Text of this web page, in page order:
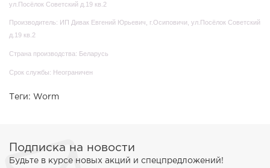
ул.Посёлок Советский д.19 кв.2
Производитель: ИП Дивак Евгений Юрьевич, г.Осиповичи, ул.Посёлок Советский
д.19 кв.2
Страна производства: Беларусь
Срок службы: Неограничен
Теги: Worm
Подписка на новости
Будьте в курсе новых акций и спецпредложений!